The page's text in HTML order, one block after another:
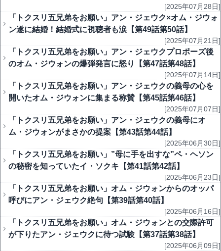
[2025年07月28日]
「トクスリ五兄弟をお願い」アン・ジェウク×オム・ジウォ
ン遂に結婚！結婚式に視聴者も涙【第49話第50話】
[2025年07月21日]
「トクスリ五兄弟をお願い」アン・ジェウクプロポーズ後
のオム・ジウォンの爆弾発言に怒り【第47話第48話】
[2025年07月14日]
「トクスリ五兄弟をお願い」アン・ジェウクの義母の心を
開いたオム・ジウォンに集まる称賛【第45話第46話】
[2025年07月07日]
「トクスリ五兄弟をお願い」アン・ジェウクの義母にオ
ム・ジウォンがまさかの提案【第43話第44話】
[2025年06月30日]
「トクスリ五兄弟をお願い」”母に手を出すな”ペ・ヘソン
の秘密を知っていたイ・ソクキ【第41話第42話】
[2025年06月23日]
「トクスリ五兄弟をお願い」オム・ジウォンからのオッパ
呼びにアン・ジェウク絶句【第39話第40話】
[2025年06月16日]
「トクスリ五兄弟をお願い」オム・ジウォンとの交際許可
が下りたアン・ジェウクに待つ試験【第37話第38話】
[2025年06月09日]